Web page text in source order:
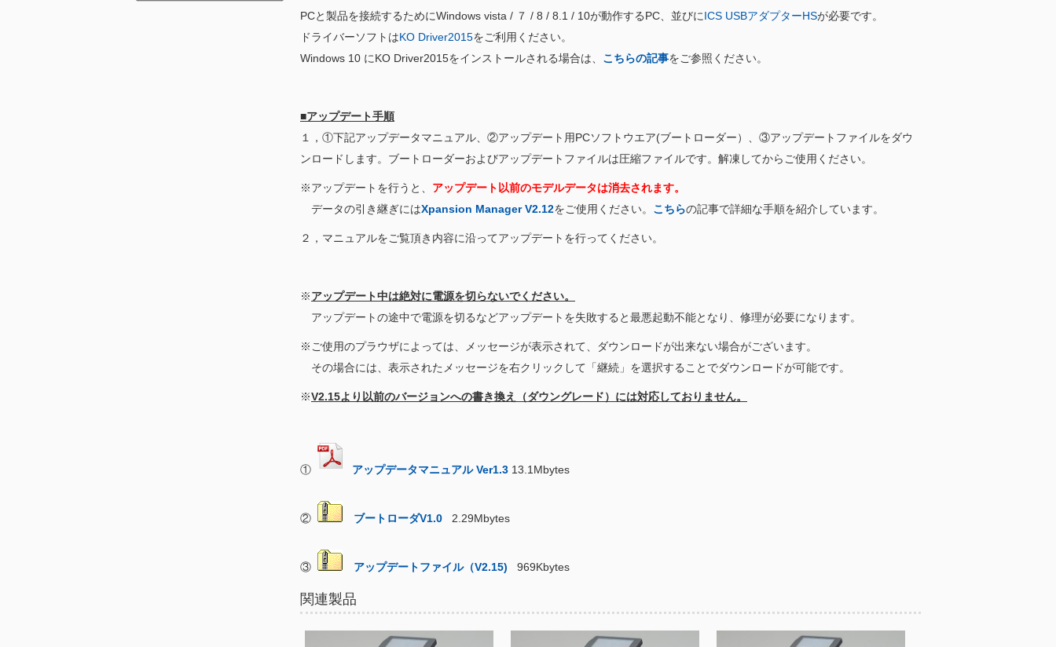
PCと製品を接続するためにWindows vista / ７ / 8 / 8.1 / 10が動作するPC、並びにICS USBアダプターHSが必要です。
ドライバーソフトはKO Driver2015をご利用ください。
Windows 10 にKO Driver2015をインストールされる場合は、 こちらの記事をご参照ください。
■アップデート手順
１，①下記アップデータマニュアル、②アップデート用PCソフトウエア(ブートローダー）、③アップデートファイルをダウ
ンロードします。ブートローダーおよびアップデートファイルは圧縮ファイルです。解凍してからご使用ください。
※アップデートを行うと、 アップデート以前のモデルデータは消去されます。
データの引き継ぎにはXpansion Manager V2.12をご使用ください。 こちらの記事で詳細な手順を紹介しています。
２，マニュアルをご覧頂き内容に沿ってアップデートを行ってください。
※アップデート中は絶対に電源を切らないでください。
アップデートの途中で電源を切るなどアップデートを失敗すると最悪起動不能となり、修理が必要になります。
※ご使用のプラウザによっては、メッセージが表示されて、ダウンロードが出来ない場合がございます。
その場合には、表示されたメッセージを右クリックして「継続」を選択することでダウンロードが可能です。
※V2.15より以前のバージョンへの書き換え（ダウングレード）には対応しておりません。
① アップデータマニュアル Ver1.3 13.1Mbytes
② ブートローダV1.0 2.29Mbytes
③ アップデートファイル（V2.15) 969Kbytes
関連製品